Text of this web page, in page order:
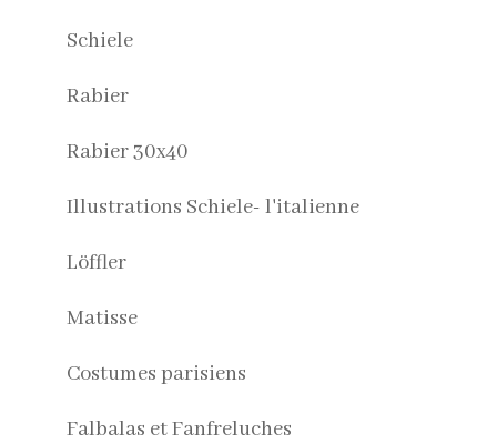
Schiele
Rabier
Rabier 30x40
Illustrations Schiele- l'italienne
Löffler
Matisse
Costumes parisiens
Falbalas et Fanfreluches